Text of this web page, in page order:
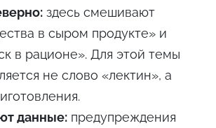
здесь смешивают
в сыром продукте» и
в рационе». Для этой темы
не слово «лектин», а
данные: предупреждения